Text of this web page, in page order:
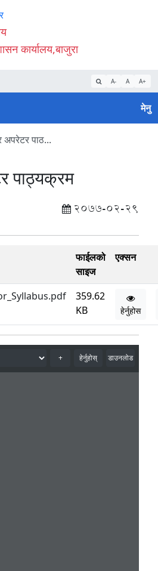
कार्यालय,बाजुरा
A- A A+
मेनु
अपरेटर पाठ...
पाठ्यक्रम
2077-02-29
फाईलको
साइज
एक्सन
359.62
KB
हेर्नुहोस